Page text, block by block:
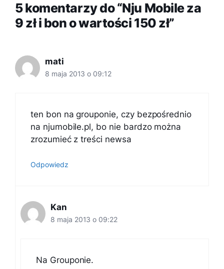
5 komentarzy do “Nju Mobile za
9 zł i bon o wartości 150 zł”
mati
8 maja 2013 o 09:12
ten bon na grouponie, czy bezpośrednio
na njumobile.pl, bo nie bardzo można
zrozumieć z treści newsa
Odpowiedz
Kan
8 maja 2013 o 09:22
Na Grouponie.